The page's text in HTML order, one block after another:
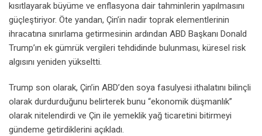
kısıtlayarak büyüme ve enflasyona dair tahminlerin yapılmasını
güçleştiriyor. Öte yandan, Çin’in nadir toprak elementlerinin
ihracatına sınırlama getirmesinin ardından ABD Başkanı Donald
Trump’ın ek gümrük vergileri tehdidinde bulunması, küresel risk
algısını yeniden yükseltti.
Trump son olarak, Çin’in ABD’den soya fasulyesi ithalatını bilinçli
olarak durdurduğunu belirterek bunu “ekonomik düşmanlık”
olarak nitelendirdi ve Çin ile yemeklik yağ ticaretini bitirmeyi
gündeme getirdiklerini açıkladı.